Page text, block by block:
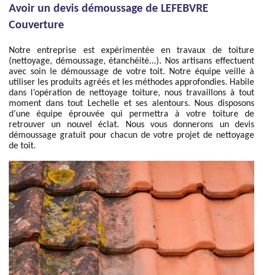
Avoir un devis démoussage de LEFEBVRE
Couverture
Notre entreprise est expérimentée en travaux de toiture
(nettoyage, démoussage, étanchéité...). Nos artisans effectuent
avec soin le démoussage de votre toit. Notre équipe veille à
utiliser les produits agréés et les méthodes approfondies. Habile
dans l’opération de nettoyage toiture, nous travaillons à tout
moment dans tout Lechelle et ses alentours. Nous disposons
d’une équipe éprouvée qui permettra à votre toiture de
retrouver un nouvel éclat. Nous vous donnerons un devis
démoussage gratuit pour chacun de votre projet de nettoyage
de toit.